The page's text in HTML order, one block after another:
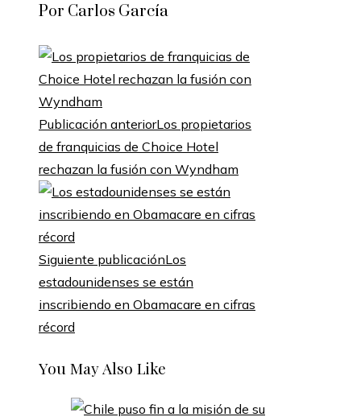
Por Carlos García
Publicación anteriorLos propietarios
de franquicias de Choice Hotel
rechazan la fusión con Wyndham
Siguiente publicaciónLos
estadounidenses se están
inscribiendo en Obamacare en cifras
récord
You May Also Like